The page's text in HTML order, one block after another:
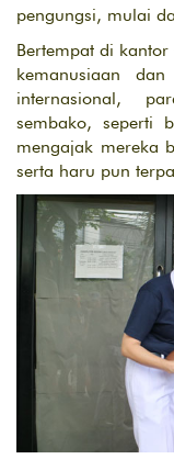
pengungsi, mulai
Bertempat di kantor
kemanusiaan
internasional,
sembako, seperti
mengajak mereka
serta haru pun